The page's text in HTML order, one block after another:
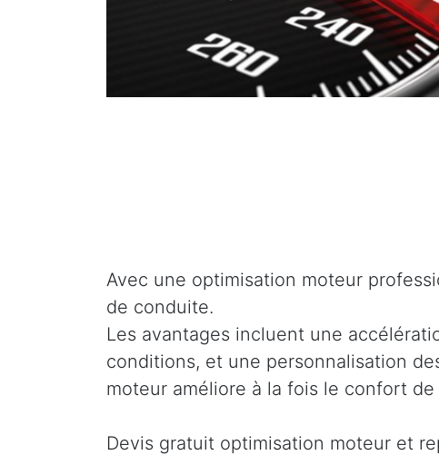
Avec une optimisation moteur
de conduite.
Les avantages incluent une
conditions, et une personnalisation
moteur améliore à la fois le confort
Devis gratuit optimisation moteur et